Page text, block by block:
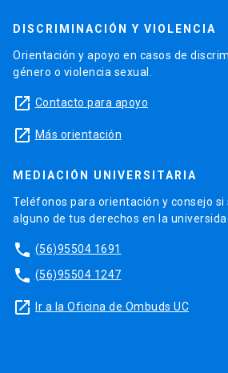
DISCRIMINACIÓN Y VIOLENCIA
Orientación y apoyo en casos de
género o violencia sexual.
launch Contacto para apoyo
launch Más orientación
MEDIACIÓN UNIVERSITARIA
Teléfonos para orientación y consejo si
alguno de tus derechos en la
phone (56)95504 1691
phone (56)95504 1247
launch Ir a la Oficina de Ombuds UC